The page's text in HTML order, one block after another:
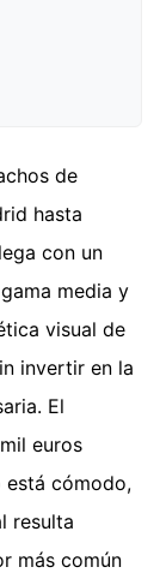
de
hasta
con un
media y
visual de
invertir en la
El
euros
está cómodo,
resulta
más común